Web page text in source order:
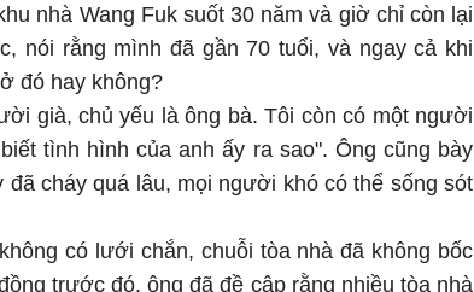
nhà Wang Fuk suốt 30 năm và giờ chỉ còn lại
nói rằng mình đã gần 70 tuổi, và ngay cả khi
đó hay không?
già, chủ yếu là ông bà. Tôi còn có một người
tình hình của anh ấy ra sao". Ông cũng bày
cháy quá lâu, mọi người khó có thể sống sót
có lưới chắn, chuỗi tòa nhà đã không bốc
trước đó, ông đã đề cập rằng nhiều tòa nhà